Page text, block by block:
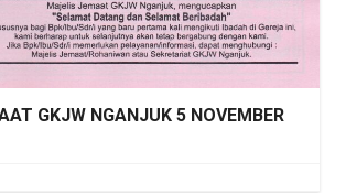
GKJW NGANJUK 5 NOVEMBER